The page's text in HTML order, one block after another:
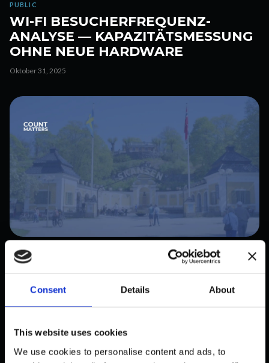
Consent Details About
This website uses cookies
We use cookies to personalise content and ads, to
PUBLIC
WI-FI BESUCHERFREQUENZ-
ANALYSE — KAPAZITÄTSMESSUNG
OHNE NEUE HARDWARE
Oktober 31, 2025
PUBLIC
SKANSENS BESUCHERFLUSS IN
ECHTZEIT — EINE
KAPAZITÄTSMESSUNG LÖSUNG
Oktober 31, 2025